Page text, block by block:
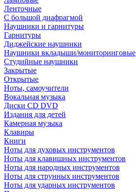
Ленточные
С большой диафрагмой
Наушники и гарнитуры
Гарнитуры
Диджейские наушники
Наушники вкладыши/мониторинговые
Студийные наушники
Закрытые
Открытые
Ноты, самоучители
Вокальная музыка
Диски CD DVD
Издания для детей
Камерная музыка
Клавиры
Книги
Ноты для духовых инструментов
Ноты для клавишных инструментов
Ноты для народных инструментов
Ноты для струнных инструментов
Ноты для ударных инструментов